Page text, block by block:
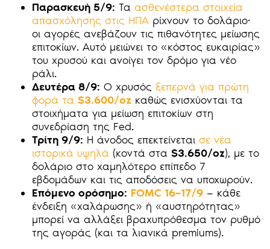
Παρασκευή 5/9: Ταασθενέστερα στοιχεία
απασχόλησης στις ΗΠΑ ρίχνουν το δολάριο·
οι αγορές ανεβάζουν τις πιθανότητες μείωσης
επιτοκίων. Αυτό μειώνει το «κόστος ευκαιρίας»
του χρυσού και ανοίγει τον δρόμο για νέο
ράλι.
Δευτέρα 8/9: Ο χρυσός ξεπερνά για πρώτη
φορά τα$3.600/oz καθώς ενισχύονται τα
στοιχήματα για μείωση επιτοκίων στη
συνεδρίαση της Fed.
Τρίτη 9/9: Η άνοδος επεκτείνεταισε νέα
ιστορικά υψηλά (κοντά στα$3.650/oz), με το
δολάριο στο χαμηλότερο επίπεδο 7
εβδομάδων και τις αποδόσεις να υποχωρούν.
Επόμενο ορόσημο: FOMC 16–17/9 — κάθε
ένδειξη «χαλάρωσης» ή «αυστηρότητας»
μπορεί να αλλάξει βραχυπρόθεσμα τον ρυθμό
της αγοράς (και τα λιανικά premiums).